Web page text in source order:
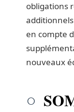
obligations
en compte
nouveaux